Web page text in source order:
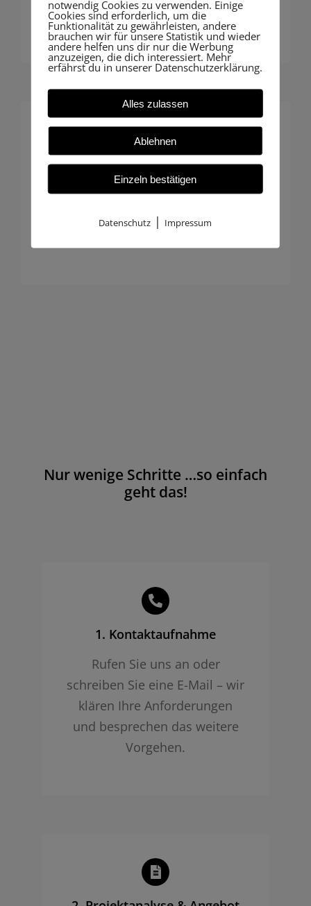
zukunftssicher.
Individuelle Betreuung
Insbesondere Hausbauer profitieren
von unserer persönlichen Beratung:
Maßgeschneiderte Begleitung, die
Nur wenige Schritte …so einfach
geht das!
1. Kontaktaufnahme
Rufen Sie uns an oder
schreiben Sie eine E-Mail – wir
klären Ihre Anforderungen
und besprechen das weitere
Vorgehen.
notwendig Cookies zu verwenden. Einige
Cookies sind erforderlich, um die
Funktionalität zu gewährleisten, andere
brauchen wir für unsere Statistik und wieder
andere helfen uns dir nur die Werbung
anzuzeigen, die dich interessiert. Mehr
erfährst du in unserer Datenschutzerklärung.
Alles zulassen
Ablehnen
Einzeln bestätigen
Datenschutz | Impressum